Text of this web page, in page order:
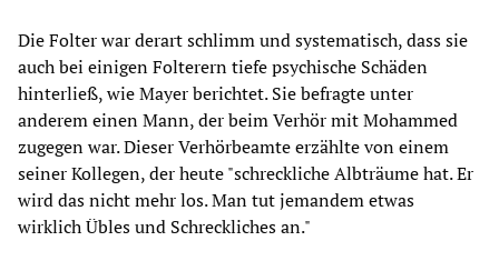
Die Folter war derart schlimm und systematisch, dass sie
auch bei einigen Folterern tiefe psychische Schäden
hinterließ, wie Mayer berichtet. Sie befragte unter
anderem einen Mann, der beim Verhör mit Mohammed
zugegen war. Dieser Verhörbeamte erzählte von einem
seiner Kollegen, der heute "schreckliche Albträume hat. Er
wird das nicht mehr los. Man tut jemandem etwas
wirklich Übles und Schreckliches an."